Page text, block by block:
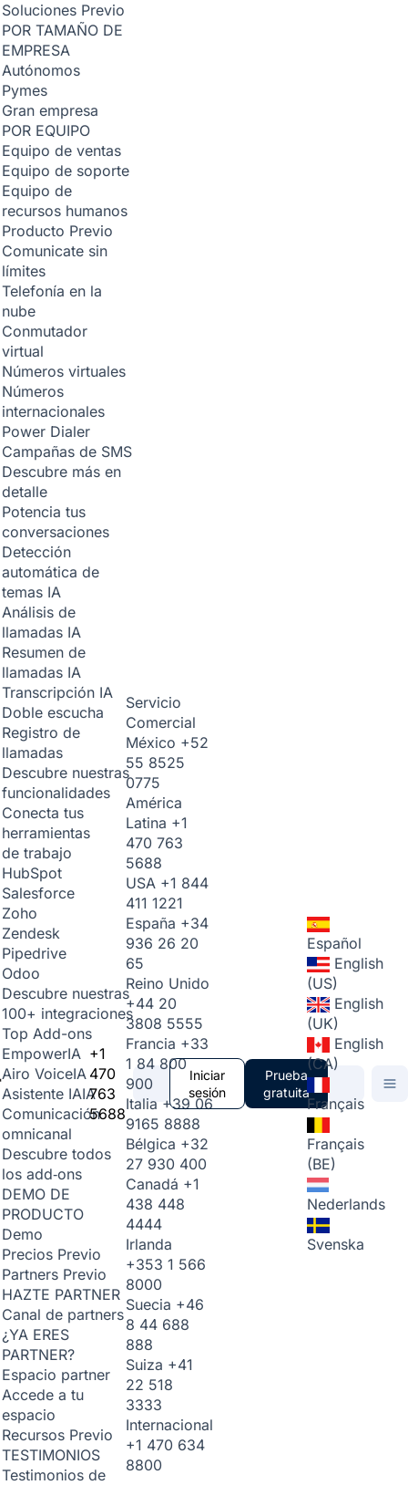
Soluciones Previo
POR TAMAÑO DE
EMPRESA
Autónomos
Pymes
Gran empresa
POR EQUIPO
Equipo de ventas
Equipo de soporte
Equipo de
recursos humanos
Producto Previo
Comunicate sin
límites
Telefonía en la
nube
Conmutador
virtual
Números virtuales
Números
internacionales
Power Dialer
Campañas de SMS
Descubre más en
detalle
Potencia tus
conversaciones
Detección
automática de
temas IA
Análisis de
llamadas IA
Resumen de
llamadas IA
Transcripción IA
Doble escucha
Registro de
llamadas
Descubre nuestras
funcionalidades
Conecta tus
herramientas
de trabajo
HubSpot
Salesforce
Zoho
Zendesk
Pipedrive
Odoo
Descubre nuestras
100+ integraciones
Top Add-ons
EmpowerIA
Airo VoiceIA
Asistente IAIA
Comunicación
omnicanal
Descubre todos
los add‑ons
DEMO DE
PRODUCTO
Demo
Precios Previo
Partners Previo
HAZTE PARTNER
Canal de partners
¿YA ERES
PARTNER?
Espacio partner
Accede a tu
espacio
Recursos Previo
TESTIMONIOS
Testimonios de
+1
470
763
5688
Servicio
Comercial
México +52
55 8525
0775
América
Latina +1
470 763
5688
USA +1 844
411 1221
España +34
936 26 20
65
Reino Unido
+44 20
3808 5555
Francia +33
1 84 800
900
Italia +39 06
9165 8888
Bélgica +32
27 930 400
Canadá +1
438 448
4444
Irlanda
+353 1 566
8000
Suecia +46
8 44 688
888
Suiza +41
22 518
3333
Internacional
+1 470 634
8800
Iniciar
sesión
Prueba
gratuita
Español
English
(US)
English
(UK)
English
(CA)
Français
Français
(BE)
Nederlands
Svenska